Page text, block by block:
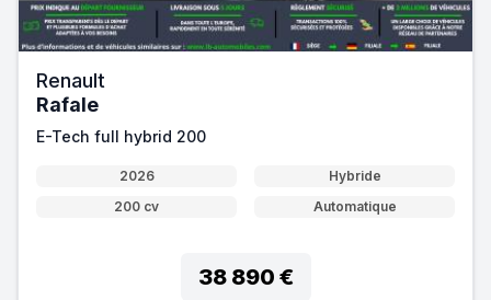
Renault
Rafale
E-Tech full hybrid 200
2026
Hybride
200 cv
Automatique
38 890 €